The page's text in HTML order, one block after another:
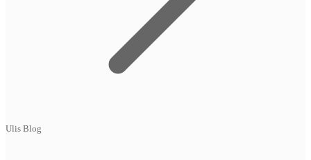
Ulis Blog